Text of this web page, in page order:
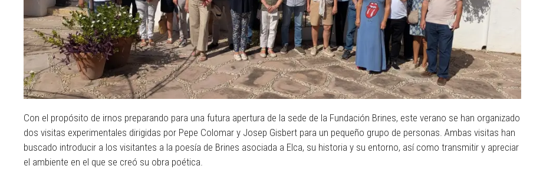
Con el propósito de irnos preparando para una futura apertura de la sede de la Fundación Brines, este verano se han organizado
dos visitas experimentales dirigidas por Pepe Colomar y Josep Gisbert para un pequeño grupo de personas. Ambas visitas han
buscado introducir a los visitantes a la poesía de Brines asociada a Elca, su historia y su entorno, así como transmitir y apreciar
el ambiente en el que se creó su obra poética.